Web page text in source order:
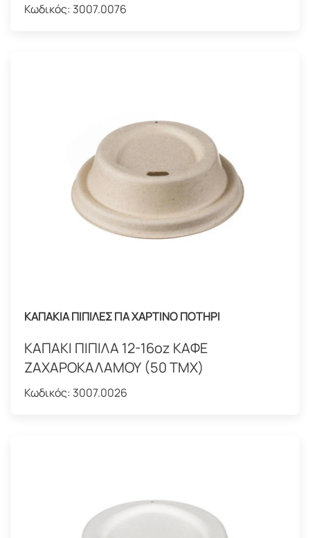
Κωδικός: 3007.0076
ΚΑΠΑΚΙΑ ΠΙΠΙΛΕΣ ΓΙΑ ΧΑΡΤΙΝΟ ΠΟΤΗΡΙ
ΚΑΠΑΚΙ ΠΙΠΙΛΑ 12-16oz ΚΑΦΕ
ΖΑΧΑΡΟΚΑΛΑΜΟΥ (50 ΤΜΧ)
Κωδικός: 3007.0026